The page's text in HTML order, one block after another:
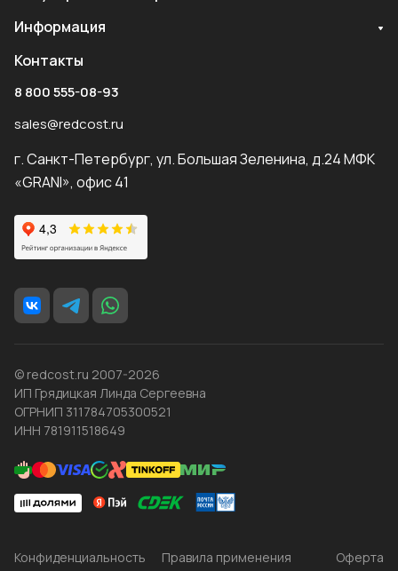
Информация
Контакты
8 800 555-08-93
sales@redcost.ru
г. Санкт-Петербург, ул. Большая Зеленина, д.24 МФК
«GRANI», офис 41
© redcost.ru 2007-2026
ИП Грядицкая Линда Сергеевна
ОГРНИП 311784705300521
ИНН 781911518649
Конфиденциальность
Правила применения
Оферта